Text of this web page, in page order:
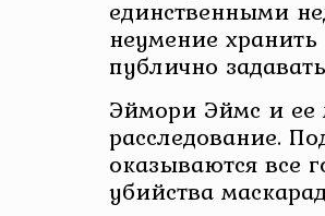
единственными
неумение
публично
Эймори Эймс и
расследование.
оказываются все
убийства